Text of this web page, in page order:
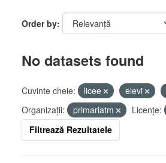
Order by
No datasets found
Cuvinte cheie: licee elevi
Organizații:
primariatm Licenţe:
Filtrează Rezultatele